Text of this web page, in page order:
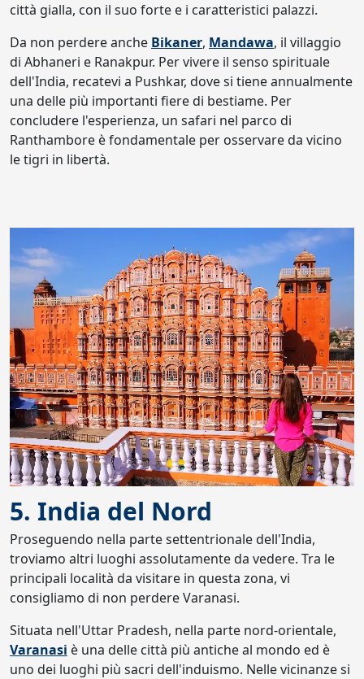
città gialla, con il suo forte e i caratteristici palazzi.
Da non perdere anche Bikaner, Mandawa, il villaggio
di Abhaneri e Ranakpur. Per vivere il senso spirituale
dell'India, recatevi a Pushkar, dove si tiene annualmente
una delle più importanti fiere di bestiame. Per
concludere l'esperienza, un safari nel parco di
Ranthambore è fondamentale per osservare da vicino
le tigri in libertà.
5. India del Nord
Proseguendo nella parte settentrionale dell'India,
troviamo altri luoghi assolutamente da vedere. Tra le
principali località da visitare in questa zona, vi
consigliamo di non perdere Varanasi.
Situata nell'Uttar Pradesh, nella parte nord-orientale,
Varanasi è una delle città più antiche al mondo ed è
uno dei luoghi più sacri dell'induismo. Nelle vicinanze si